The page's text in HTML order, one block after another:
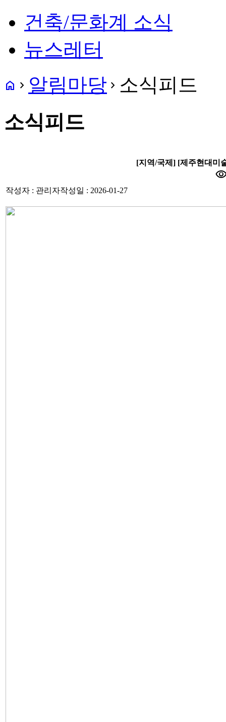
건축/문화계 소식
뉴스레터
home navigate_next 알림마당 navigate_next 소식피드
소식피드
[지역/국제] [제주현대미
작성자 : 관리자작성일 : 2026-01-27